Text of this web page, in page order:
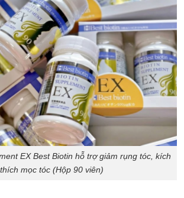
EX Best Biotin hỗ trợ giảm rụng tóc, kích
thích mọc tóc (Hộp 90 viên)